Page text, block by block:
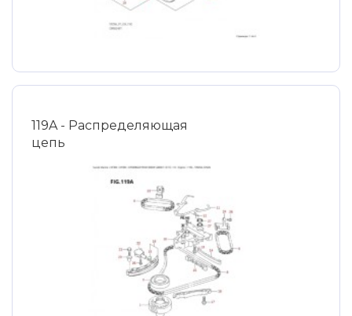
119A - Распределяющая
цепь